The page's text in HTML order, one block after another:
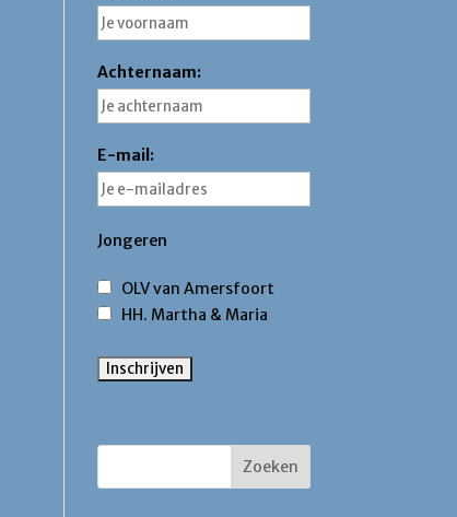
Achternaam:
E-mail:
Jongeren
OLV van Amersfoort
HH. Martha & Maria